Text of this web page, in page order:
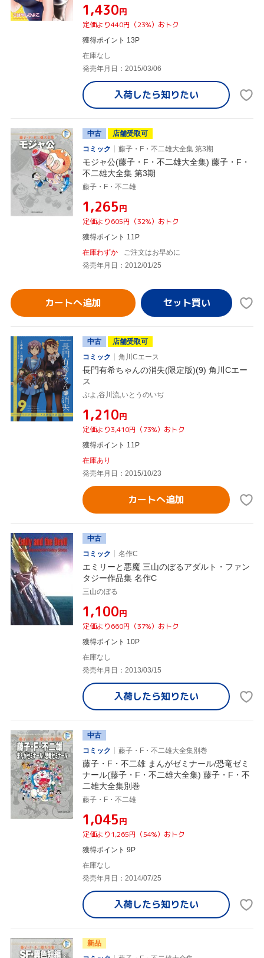
¥1,430円
定価より440円（23%）おトク
獲得ポイント 13P
在庫なし
発売年月日：2015/03/06
入荷したら知りたい
中古
店舗受取可
コミック
藤子・F・不二雄大全集 第3期
モジャ公(藤子・F・不二雄大全集) 藤子・F・
不二雄大全集 第3期
藤子・F・不二雄
¥1,265円
定価より605円（32%）おトク
獲得ポイント 11P
在庫わずか
ご注文はお早めに
発売年月日：2012/01/25
カートへ追加
中古
店舗受取可
コミック
角川Cエース
長門有希ちゃんの消失(限定版)(9) 角川Cエー
ス
ぷよ,谷川流,いとうのいぢ
¥1,210円
定価より3,410円（73%）おトク
獲得ポイント 11P
在庫あり
発売年月日：2015/10/23
カートへ追加
中古
コミック
名作C
エミリーと悪魔 三山のぼるアダルト・ファン
タジー作品集 名作C
三山のぼる
¥1,100円
定価より660円（37%）おトク
獲得ポイント 10P
在庫なし
発売年月日：2013/03/15
入荷したら知りたい
中古
コミック
藤子・F・不二雄大全集別巻
藤子・F・不二雄 まんがゼミナール/恐竜ゼミ
ナール(藤子・F・不二雄大全集) 藤子・F・不
二雄大全集別巻
藤子・F・不二雄
¥1,045円
定価より1,265円（54%）おトク
獲得ポイント 9P
在庫なし
発売年月日：2014/07/25
入荷したら知りたい
新品